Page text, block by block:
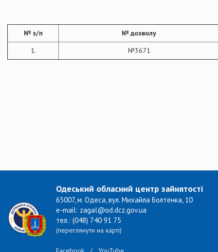
№ з/п
№ дозволу
1.
№3671
Одеський обласний центр зайнятості
65007, м. Одеса, вул. Михайла Болтенка, 10
e-mail: zagal@od.dcz.gov.ua
тел.: (048) 740 91 75
(переглянути на карті)